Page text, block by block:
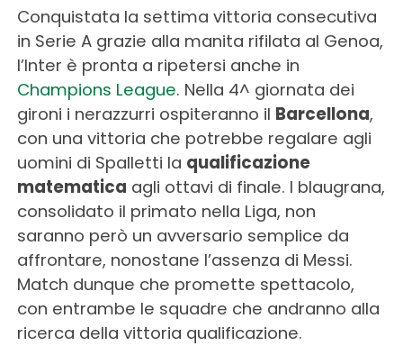
Conquistata la settima vittoria consecutiva
in Serie A grazie alla manita rifilata al Genoa,
l’Inter è pronta a ripetersi anche in
Champions League. Nella 4^ giornata dei
gironi i nerazzurri ospiteranno il Barcellona,
con una vittoria che potrebbe regalare agli
uomini di Spalletti la qualificazione
matematica agli ottavi di finale. I blaugrana,
consolidato il primato nella Liga, non
saranno però un avversario semplice da
affrontare, nonostane l’assenza di Messi.
Match dunque che promette spettacolo,
con entrambe le squadre che andranno alla
ricerca della vittoria qualificazione.